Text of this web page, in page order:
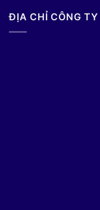
ĐỊA CHỈ CÔNG